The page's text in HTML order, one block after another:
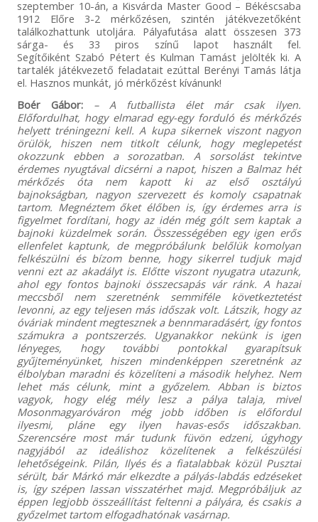
szeptember 10-án, a Kisvárda Master Good – Békéscsaba
1912 Előre 3-2 mérkőzésen, szintén játékvezetőként
találkozhattunk utoljára. Pályafutása alatt összesen 373
sárga- és 33 piros színű lapot használt fel.
Segítőiként Szabó Pétert és Kulman Tamást jelölték ki. A
tartalék játékvezető feladatait ezúttal Berényi Tamás látja
el. Hasznos munkát, jó mérkőzést kívánunk!
Boér Gábor:
– A futballista élet már csak ilyen.
Előfordulhat, hogy elmarad egy-egy forduló és mérkőzés
helyett tréningezni kell. A kupa sikernek viszont nagyon
örülök, hiszen nem titkolt célunk, hogy meglepetést
okozzunk ebben a sorozatban. A sorsolást tekintve
érdemes nyugtával dicsérni a napot, hiszen a Balmaz hét
mérkőzés óta nem kapott ki az első osztályú
bajnokságban, nagyon szervezett és komoly csapatnak
tartom. Megnéztem őket élőben is, így érdemes arra is
figyelmet fordítani, hogy az idén még gólt sem kaptak a
bajnoki küzdelmek során. Összességében egy igen erős
ellenfelet kaptunk, de megpróbálunk belőlük komolyan
felkészülni és bízom benne, hogy sikerrel tudjuk majd
venni ezt az akadályt is. Előtte viszont nyugatra utazunk,
ahol egy fontos bajnoki összecsapás vár ránk. A hazai
meccsből nem szeretnénk semmiféle következtetést
levonni, az egy teljesen más időszak volt. Látszik, hogy az
óváriak mindent megtesznek a bennmaradásért, így fontos
számukra a pontszerzés. Ugyanakkor nekünk is igen
lényeges, hogy további pontokkal gyarapítsuk
gyűjteményünket, hiszen mindenképpen szeretnénk az
élbolyban maradni és közelíteni a második helyhez. Nem
lehet más célunk, mint a győzelem. Abban is biztos
vagyok, hogy elég mély lesz a pálya talaja, mivel
Mosonmagyaróváron még jobb időben is előfordul
ilyesmi, pláne egy ilyen havas-esős időszakban.
Szerencsére most már tudunk füvön edzeni, úgyhogy
nagyjából az ideálishoz közelítenek a felkészülési
lehetőségeink. Pilán, Ilyés és a fiatalabbak közül Pusztai
sérült, bár Márkó már elkezdte a pályás-labdás edzéseket
is, így szépen lassan visszatérhet majd. Megpróbáljuk az
éppen legjobb összeállítást feltenni a pályára, és csakis a
győzelmet tartom elfogadhatónak vasárnap.